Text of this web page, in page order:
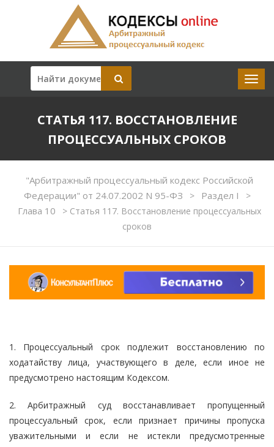
СТАТЬЯ 117. ВОССТАНОВЛЕНИЕ
ПРОЦЕССУАЛЬНЫХ СРОКОВ
"Арбитражный процессуальный кодекс Российской
Федерации" от 24.07.2002 N 95-ФЗ
> Раздел I >
Глава 10 >Статья 117. Восстановление процессуальных
сроков
1. Процессуальный срок подлежит восстановлению по
ходатайству лица, участвующего в деле, если иное не
предусмотрено настоящим Кодексом.
2. Арбитражный суд восстанавливает пропущенный
процессуальный срок, если признает причины пропуска
уважительными и если не истекли предусмотренные